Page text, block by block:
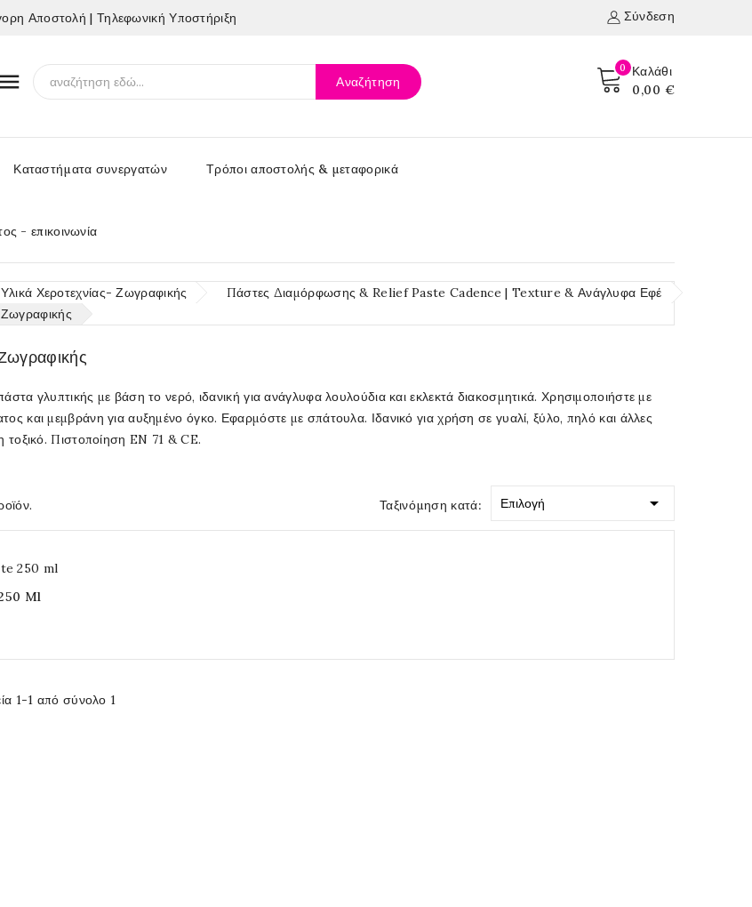
Αποστολή | Τηλεφωνική Υποστήριξη Σύνδεση
0
Καλάθι
0,00 €
Αναζήτηση
Καταστήματα συνεργατών Τρόποι αποστολής & μεταφορικά
- επικοινωνία
Χεροτεχνίας- Ζωγραφικής
Πάστες Διαμόρφωσης & Relief Paste Cadence | Texture & Ανάγλυφα Εφέ
γλυπτικής με βάση το νερό, ιδανική για ανάγλυφα λουλούδια και εκλεκτά διακοσμητικά. Χρησιμοποιήστε με
και μεμβράνη για αυξημένο όγκο. Εφαρμόστε με σπάτουλα. Ιδανικό για χρήση σε γυαλί, ξύλο, πηλό και άλλες
τοξικό. Πιστοποίηση EN 71 & CE.
Ταξινόμηση κατά: Επιλογή 
Ml
1-1 από σύνολο 1